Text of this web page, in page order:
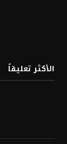
الأكثر تعليقاً